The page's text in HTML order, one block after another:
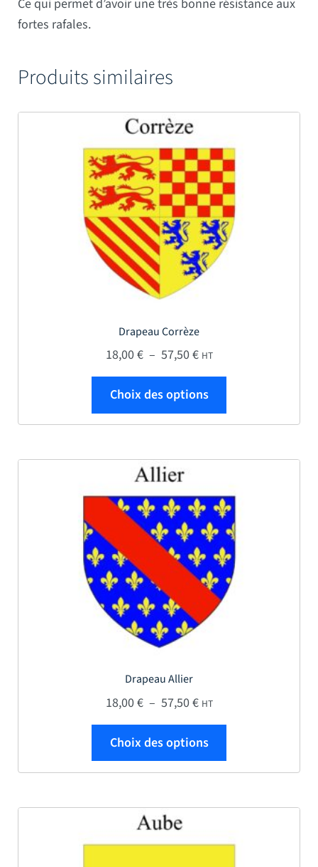
Ce qui permet d’avoir une très bonne résistance aux
fortes rafales.
Produits similaires
Drapeau Corrèze
18,00€ – 57,50€Plage de prix : 18,00 €
HT
Choix des options
Drapeau Allier
18,00€ – 57,50€Plage de prix : 18,00 €
HT
Choix des options